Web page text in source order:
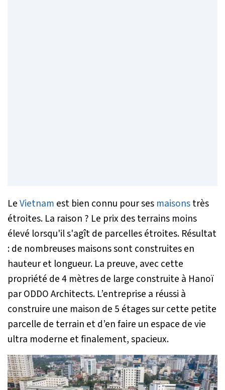
LeVietnam est bien connu pour ses maisonstrès
étroites. La raison ? Le prix des terrains moins
élevé lorsqu'il s'agît de parcelles étroites. Résultat
: de nombreuses maisons sont construites en
hauteur et longueur. La preuve, avec cette
propriété de 4 mètres de large construite à Hanoï
par ODDO Architects. L’entreprise a réussi à
construire une maison de 5 étages sur cette petite
parcelle de terrain et d’en faire un espace de vie
ultra moderne et finalement, spacieux.